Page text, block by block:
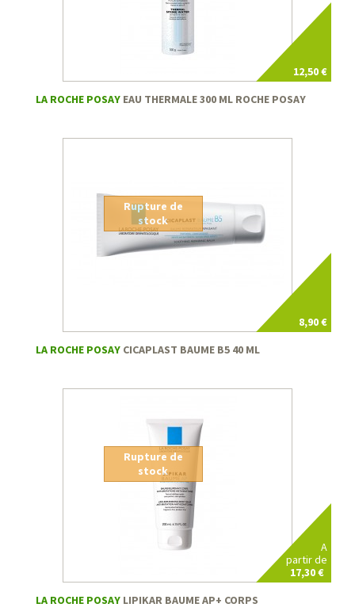
12,50 €
LA ROCHE POSAY EAU THERMALE 300 ML ROCHE POSAY
8,90 €
Rupture de
stock
LA ROCHE POSAY CICAPLAST BAUME B5 40 ML
A
partir de
17,30 €
Rupture de
stock
LA ROCHE POSAY LIPIKAR BAUME AP+ CORPS